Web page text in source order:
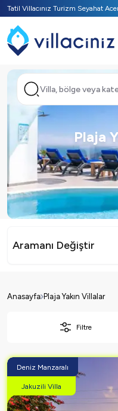
Tatil Villacınız Turizm Seyahat
Villa, bölge veya
Plaja
Aramanı Değiştir
Anasayfa Plaja Yakın Villalar
Filtre
Deniz Manzaralı
Jakuzili Villa